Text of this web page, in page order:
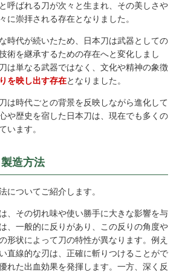
呼ばれる刀が次々と生まれ、その美しさや
に崇拝される存在となりました。
時代が続いたため、日本刀は武器としての
術を継承するための存在へと変化しまし
は単なる武器ではなく、文化や精神の象徴
を映し出す存在となりました。
は時代ごとの背景を反映しながら進化して
や歴史を宿した日本刀は、現在でも多くの
います。
造方法
についてご紹介します。
、その切れ味や使い勝手に大きな影響を与
、一般的に反りがあり、この反りの角度や
形状によって刀の特性が異なります。例え
直線的な刃は、正確に斬りつけることがで
れた出血効果を発揮します。一方、深く反